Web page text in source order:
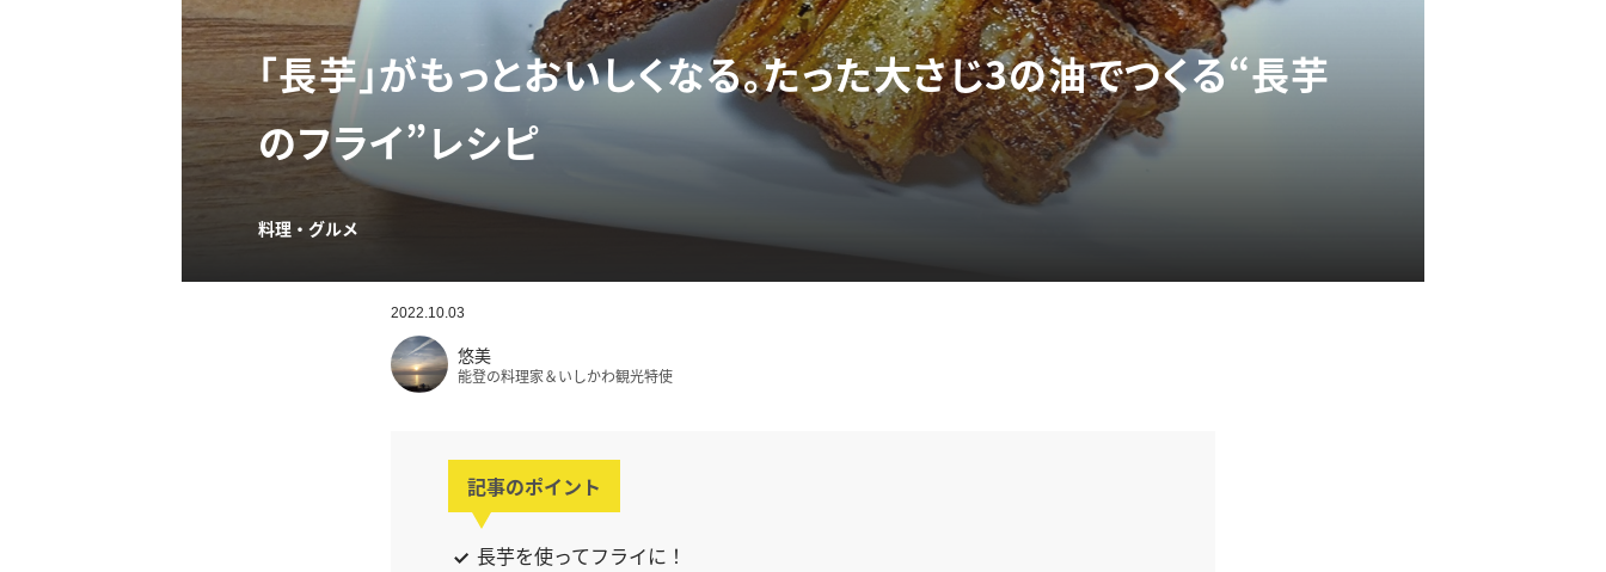
「長芋」がもっとおいしくなる。たった大さじ3の油でつくる“長芋
のフライ”レシピ
料理・グルメ
2022.10.03
悠美
能登の料理家＆いしかわ観光特使
記事のポイント
長芋を使ってフライに！